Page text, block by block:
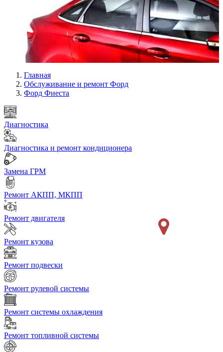
Главная
Обслуживание и ремонт Форд
Форд Фиеста
Диагностика
Диагностика и ремонт кондиционера
Замена ГРМ
Ремонт АКПП, МКПП
Ремонт двигателя
Ремонт кузова
Ремонт подвески
Ремонт рулевой системы
Ремонт системы охлаждения
Ремонт топливной системы